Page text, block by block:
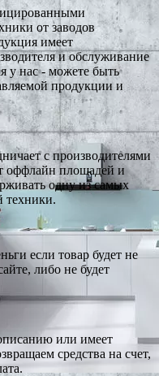
от заводов
имеет
и обслуживание
у нас - можете быть
продукции и
с производителями
оффлайн площадей и
одну из самых
техники.
если товар будет не
либо не будет
или имеет
средства на счет,